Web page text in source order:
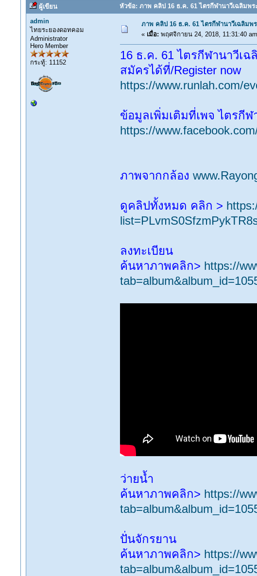
ผู้เขียน หัวข้อ: ภาพ คลิป 16 ธ.ค. 61 ไตรกีฬานาวีเฉลิมพ
admin
ไทยระยองดอทคอม
Administrator
Hero Member
กระทู้: 11152
ภาพ คลิป 16 ธ.ค. 61 ไตรกีฬานาวีเฉลิมพ
« เมื่อ: พฤศจิกายน 24, 2018, 11:31:40
16 ธ.ค. 61 ไตรกีฬานาวีเ
สมัครได้ที่/Register​ now
https://www.runlah.com/
ข้อมูลเพิ่มเติมที่เพจ ไตรกีฬ
https://
ภาพจากกล้อง
ดูคลิปทั้งหมด คลิก >
ลงทะเบียน
ค้นหาภาพคลิก> https://
ว่ายน้ำ
ค้นหาภาพคลิก> https://
ปั่นจักรยาน
ค้นหาภาพคลิก> https://